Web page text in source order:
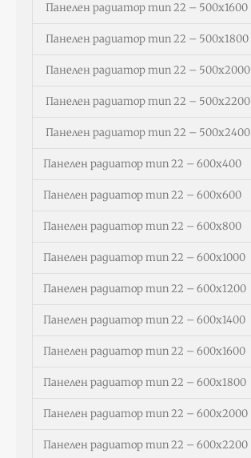
Панелен радиатор тип 22 – 500х1600
Панелен радиатор тип 22 – 500х1800
Панелен радиатор тип 22 – 500х2000
Панелен радиатор тип 22 – 500х2200
Панелен радиатор тип 22 – 500х2400
Панелен радиатор тип 22 – 600х400
Панелен радиатор тип 22 – 600х600
Панелен радиатор тип 22 – 600х800
Панелен радиатор тип 22 – 600х1000
Панелен радиатор тип 22 – 600х1200
Панелен радиатор тип 22 – 600х1400
Панелен радиатор тип 22 – 600х1600
Панелен радиатор тип 22 – 600х1800
Панелен радиатор тип 22 – 600х2000
Панелен радиатор тип 22 – 600х2200